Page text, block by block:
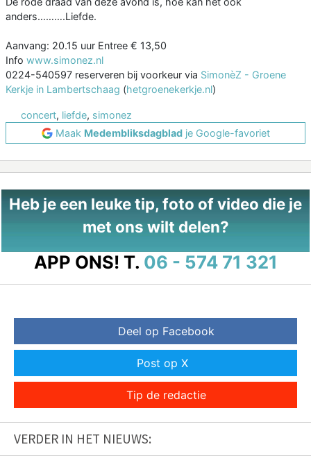
anders……….Liefde.
Aanvang: 20.15 uur Entree € 13,50
Info www.simonez.nl
0224-540597 reserveren bij voorkeur via SimonèZ - Groene
Kerkje in Lambertschaag (hetgroenekerkje.nl)
concert, liefde, simonez
Maak Medembliksdagbladje Google-favoriet
Heb je een leuke tip, foto of video die je
met ons wilt delen?
APP ONS! T. 06 - 574 71 321
Deel op Facebook
Post op X
Tip de redactie
VERDER IN HET NIEUWS: